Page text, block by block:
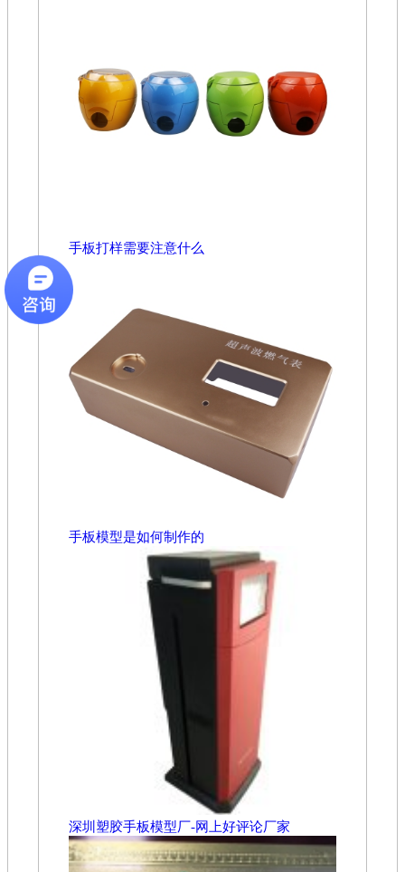
手板打样需要注意什么
手板模型是如何制作的
深圳塑胶手板模型厂-网上好评论厂家